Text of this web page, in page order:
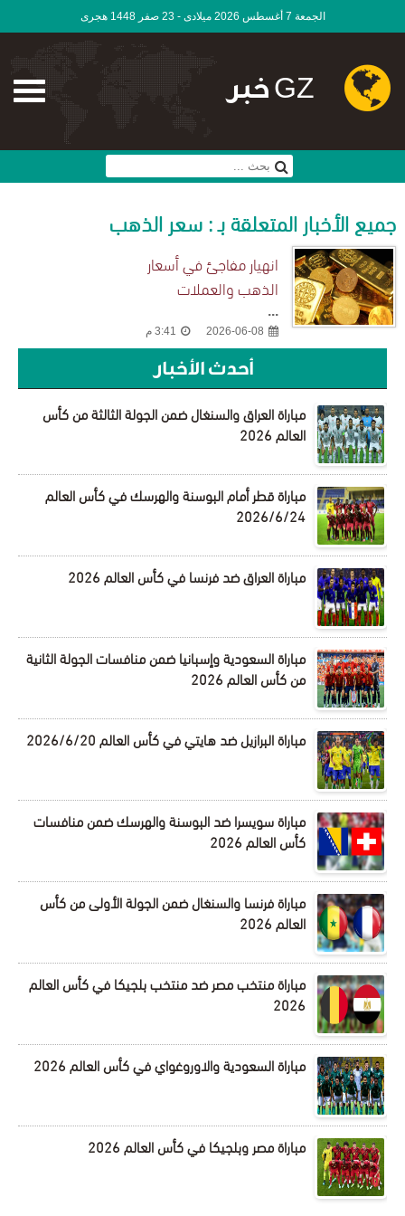
الجمعة 7 أغسطس 2026 ميلادى - 23 صفر 1448 هجرى
GZ خبر
جميع الأخبار المتعلقة بـ : سعر الذهب
انهيار مفاجئ في أسعار
الذهب والعملات
...
2026-06-08 3:41 م
أحدث الأخبار
مباراة العراق والسنغال ضمن الجولة الثالثة من كأس
العالم 2026
مباراة قطر أمام البوسنة والهرسك في كأس العالم
2026/6/24
مباراة العراق ضد فرنسا في كأس العالم 2026
مباراة السعودية وإسبانيا ضمن منافسات الجولة الثانية
من كأس العالم 2026
مباراة البرازيل ضد هايتي في كأس العالم 2026/6/20
مباراة سويسرا ضد البوسنة والهرسك ضمن منافسات
كأس العالم 2026
مباراة فرنسا والسنغال ضمن الجولة الأولى من كأس
العالم 2026
مباراة منتخب مصر ضد منتخب بلجيكا في كأس العالم
2026
مباراة السعودية والاوروغواي في كأس العالم 2026
مباراة مصر وبلجيكا في كأس العالم 2026